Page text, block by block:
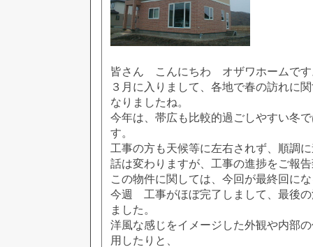
皆さん こんにちわ オザワホームです
３月に入りまして、各地で春の訪れに
なりましたね。
今年は、帯広も比較的過ごしやすい冬
す。
工事の方も天候等に左右されず、順調
話は変わりますが、工事の進捗をご報
この物件に関しては、今回が最終回に
今週 工事がほぼ完了しまして、最後
ました。
洋風な感じをイメージした外観や内部
用したりと、